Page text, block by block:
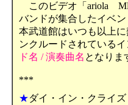
このビデオ「ariola
バンドが集合したイベ
本武道館はいつも以上
ンクルードされている
ド名 / 演奏曲名 となりま
***
★ダイ・イン・クライ